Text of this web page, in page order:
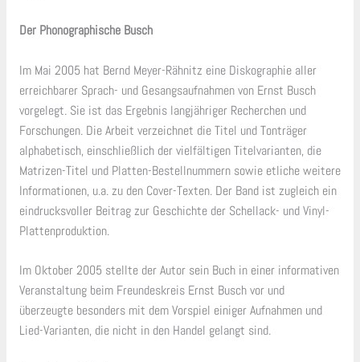
Der Phonographische Busch
Im Mai 2005 hat Bernd Meyer-Rähnitz eine Diskographie aller
erreichbarer Sprach- und Gesangsaufnahmen von Ernst Busch
vorgelegt. Sie ist das Ergebnis langjähriger Recherchen und
Forschungen. Die Arbeit verzeichnet die Titel und Tonträger
alphabetisch, einschließlich der vielfältigen Titelvarianten, die
Matrizen-Titel und Platten-Bestellnummern sowie etliche weitere
Informationen, u.a. zu den Cover-Texten. Der Band ist zugleich ein
eindrucksvoller Beitrag zur Geschichte der Schellack- und Vinyl-
Plattenproduktion.
Im Oktober 2005 stellte der Autor sein Buch in einer informativen
Veranstaltung beim Freundeskreis Ernst Busch vor und
überzeugte besonders mit dem Vorspiel einiger Aufnahmen und
Lied-Varianten, die nicht in den Handel gelangt sind.